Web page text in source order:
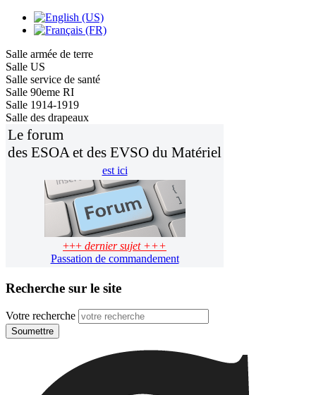
Salle armée de terre
Salle US
Salle service de santé
Salle 90eme RI
Salle 1914-1919
Salle des drapeaux
Le forum
des ESOA et des EVSO du Matériel
est ici
+++ dernier sujet +++
Passation de commandement
Recherche sur le site
Votre recherche
Soumettre